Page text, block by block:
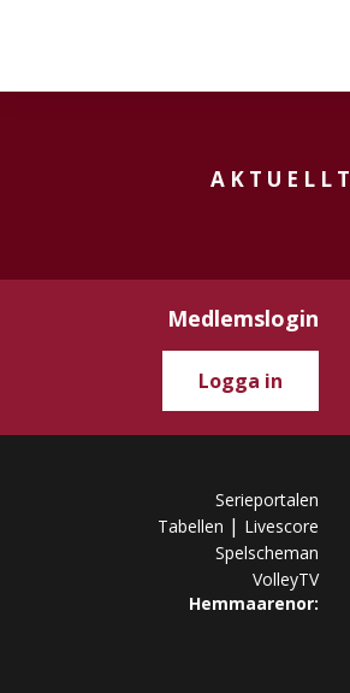
AKTUELLT
Medlemslogin
Logga in
Serieportalen
Tabellen | Livescore
Spelscheman
VolleyTV
Hemmaarenor: